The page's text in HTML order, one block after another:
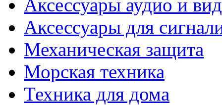
Аксессуары аудио и
Аксессуары для
Механическая защита
Морская техника
Техника для дома